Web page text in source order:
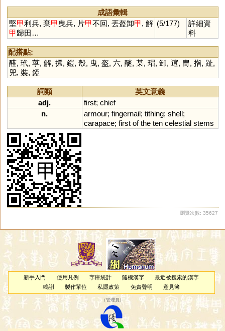
成語彙輯
堅甲利兵, 棄甲 曳兵, 片甲不回, 丟盔卸甲, 解
甲歸田…
(5/177)
詳細資
料
配搭點:
醛, 玳, 莩, 解, 擐, 鎧, 殼, 曳, 盔, 六, 醚, 某, 瑁, 卸, 逭, 冑, 指, 趾,
兕, 裝, 錏
詞類
英文意義
adj.
first; chief
n.
armour; fingernail; tithing; shell;
carapace; first of the ten celestial stems
瀏覽次數: 35627
新手入門 使用凡例 字庫統計 隨機漢字
最近被搜索的漢字
鳴謝
製作單位 私隱政策 免責聲明 意見簿
（管理員 ）